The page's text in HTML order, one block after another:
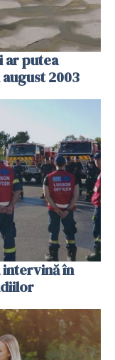
ar putea
2003
în